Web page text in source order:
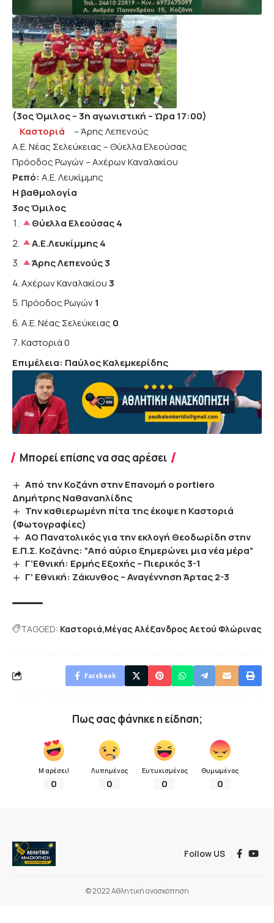
(3ος Όμιλος – 3η αγωνιστική – Ώρα 17:00)
Καστοριά
– Άρης Λεπενούς
Α.Ε. Νέας Σελεύκειας – Θύελλα Ελεούσας
Πρόοδος Ρωγών – Αχέρων Καναλακίου
Ρεπό: Α.Ε. Λευκίμμης
Η βαθμολογία
3ος Όμιλος
Θύελλα Ελεούσας 4
Α.Ε.Λευκίμμης 4
Άρης Λεπενούς3
Αχέρων Καναλακίου3
Πρόοδος Ρωγών1
Α.Ε. Νέας Σελεύκειας 0
Καστοριά 0
Επιμέλεια: Παύλος Καλεμκερίδης
Μπορεί επίσης να σας αρέσει
Από την Κοζάνη στην Επανομή ο portiero
Δημήτρης Ναθαναηλίδης
Την καθιερωμένη πίτα της έκοψε η Καστοριά
(Φωτογραφίες)
ΑΟ Πανατολικός για την εκλογή Θεοδωρίδη στην
Ε.Π.Σ. Κοζάνης: “Από αύριο ξημερώνει μια νέα μέρα”
Γ’Εθνική: Ερμής Εξοχής – Πιερικός 3-1
Γ’ Εθνική: Ζάκυνθος – Αναγέννηση Άρτας 2-3
TAGGED: Καστοριά Μέγας Αλέξανδρος Αετού Φλώρινας
Facebook
Πως σας φάνηκε η είδηση;
Μ αρέσει!
0
Λυπημένος
0
Ευτυχισμένος
0
Θυμωμένος
0
Follow US
© 2022 Αθλητική ανασκόπηση